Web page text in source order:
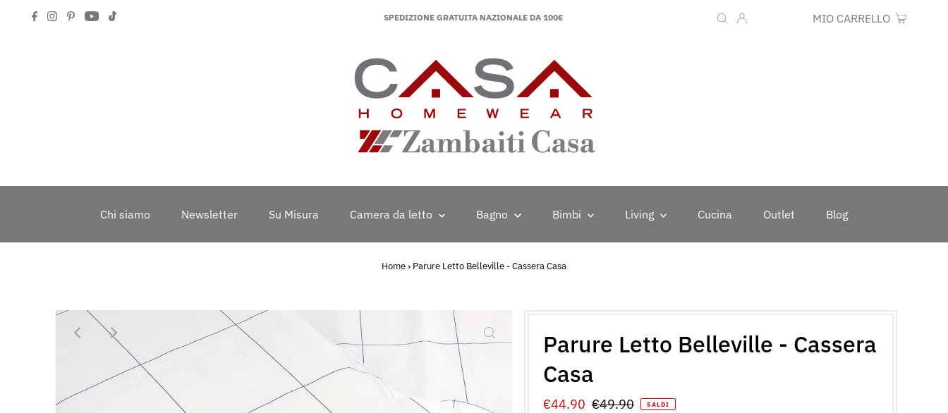
SPEDIZIONE GRATUITA NAZIONALE DA 100€ MIO CARRELLO
Chi siamo Newsletter Su Misura Camera da letto Bagno Bimbi Living Cucina Outlet Blog
Home› Parure Letto Belleville - Cassera Casa
Parure Letto Belleville - Cassera
Casa
Prezzo
€44.90 Prezzo
€49.90 SALDI